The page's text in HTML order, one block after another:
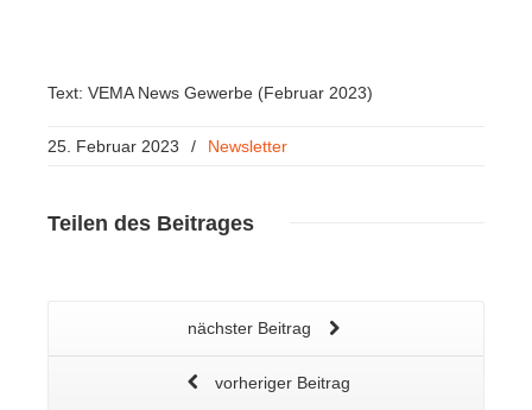
Text: VEMA News Gewerbe (Februar 2023)
25. Februar 2023 / Newsletter
Teilen des Beitrages
nächster Beitrag
vorheriger Beitrag